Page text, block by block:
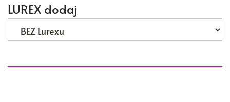
LUREX dodaj